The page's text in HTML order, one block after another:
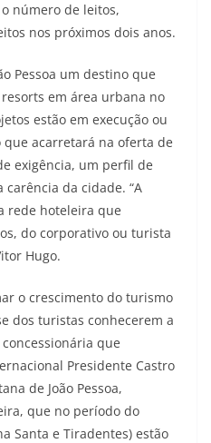
número de leitos,
nos próximos dois anos.
Pessoa um destino que
em área urbana no
estão em execução ou
que acarretará na oferta de
exigência, um perfil de
da cidade. “A
rede hoteleira que
do corporativo ou turista
Hugo.
o crescimento do turismo
dos turistas conhecerem a
que
Presidente Castro
de João Pessoa,
que no período do
Santa e Tiradentes) estão